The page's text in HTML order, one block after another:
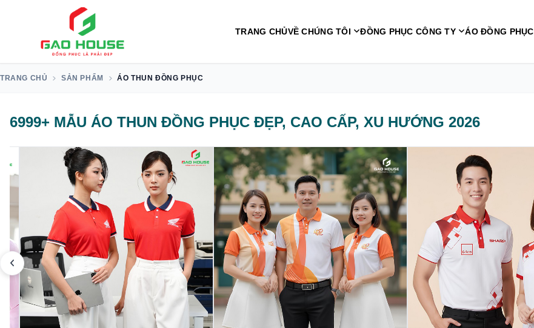
TRANG CHỦVỀ CHÚNG TÔI ĐỒNG PHỤC CÔNG TY ÁO ĐỒNG PHỤC
TRANG CHỦ SẢN PHẨM ÁO THUN ĐỒNG PHỤC
6999+ MẪU ÁO THUN ĐỒNG PHỤC ĐẸP, CAO CẤP, XU HƯỚNG 2026